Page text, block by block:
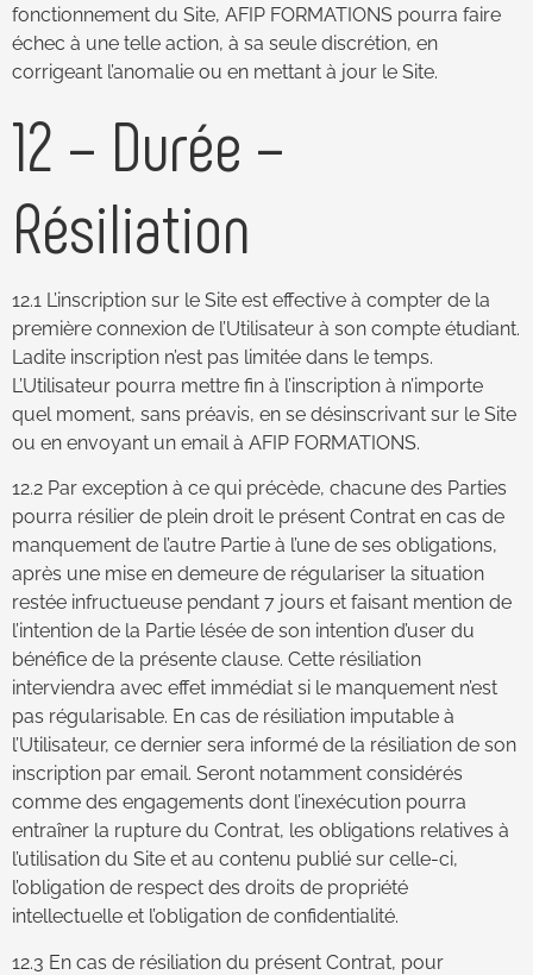
fonctionnement du Site, AFIP FORMATIONS pourra faire
échec à une telle action, à sa seule discrétion, en
corrigeant l’anomalie ou en mettant à jour le Site.
12 – Durée –
Résiliation
12.1 L’inscription sur le Site est effective à compter de la
première connexion de l’Utilisateur à son compte étudiant.
Ladite inscription n’est pas limitée dans le temps.
L’Utilisateur pourra mettre fin à l’inscription à n’importe
quel moment, sans préavis, en se désinscrivant sur le Site
ou en envoyant un email à AFIP FORMATIONS.
12.2 Par exception à ce qui précède, chacune des Parties
pourra résilier de plein droit le présent Contrat en cas de
manquement de l’autre Partie à l’une de ses obligations,
après une mise en demeure de régulariser la situation
restée infructueuse pendant 7 jours et faisant mention de
l’intention de la Partie lésée de son intention d’user du
bénéfice de la présente clause. Cette résiliation
interviendra avec effet immédiat si le manquement n’est
pas régularisable. En cas de résiliation imputable à
l’Utilisateur, ce dernier sera informé de la résiliation de son
inscription par email. Seront notamment considérés
comme des engagements dont l’inexécution pourra
entraîner la rupture du Contrat, les obligations relatives à
l’utilisation du Site et au contenu publié sur celle-ci,
l’obligation de respect des droits de propriété
intellectuelle et l’obligation de confidentialité.
12.3 En cas de résiliation du présent Contrat, pour